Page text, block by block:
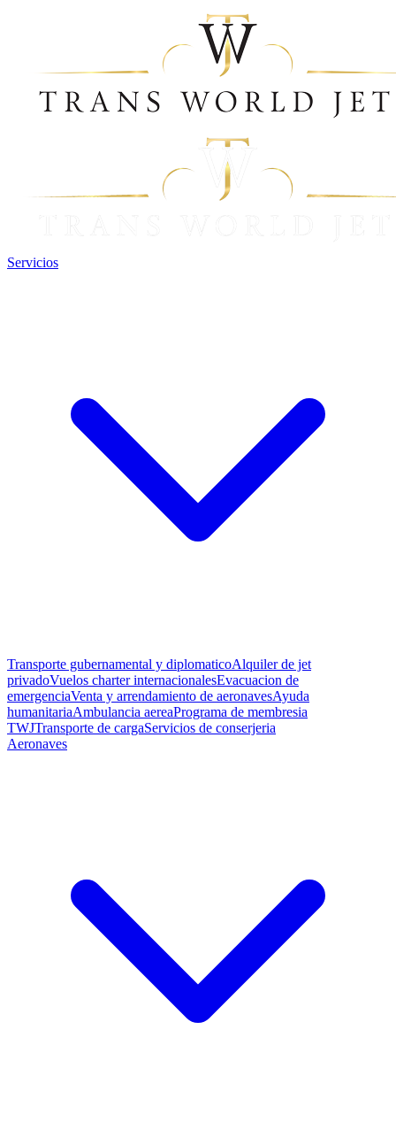
Servicios
Transporte gubernamental y diplomaticoAlquiler de jet
privadoVuelos charter internacionalesEvacuacion de
emergenciaVenta y arrendamiento de aeronavesAyuda
humanitariaAmbulancia aereaPrograma de membresia
TWJTransporte de cargaServicios de conserjeria
Aeronaves